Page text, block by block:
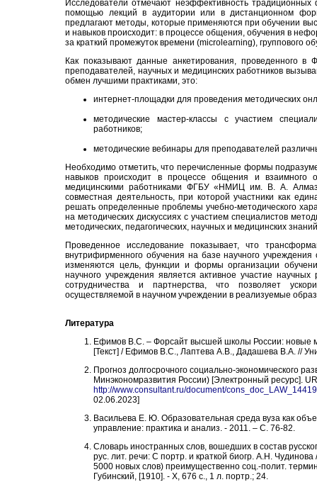
Исследователи отмечают неэффективность
помощью лекций в аудитории или в дистанционном
предлагают методы, которые применяются при обучении
и навыков происходит: в процессе общения, обучения в
за краткий промежуток времени (microlearning), группового
Как показывают данные анкетирования,
преподавателей, научных и медицинских работников
обмен лучшими практиками, это:
интернет-площадки для проведения методических
методические мастер-классы с участием
работников;
методические вебинары для преподавателей
Необходимо отметить, что перечисленные формы
навыков происходит в процессе общения и взаимного
медицинскими работниками ФГБУ «НМИЦ им. В. А.
совместная деятельность, при которой участники как
решать определенные проблемы учебно-методического
на методических дискуссиях с участием специалистов
методических, педагогических, научных и медицинских
Проведенное исследование показывает, что
внутрифирменного обучения на базе научного
изменяются цель, функции и формы организации
научного учреждения является активное участие
сотрудничества и партнерства, что позволяет
осуществляемой в научном учреждении в реализуемые
Литература
Ефимов В.С. – Форсайт высшей школы России: новые
[Текст] / Ефимов В.С., Лаптева А.В., Дадашева В.А. //
Прогноз долгосрочного социально-экономического
Минэкономразвития России) [Электронный ресурс].
http://www.consultant.ru/document/
02.06.2023]
Васильева Е. Ю. Образовательная среда вуза как
управление: практика и анализ. - 2011. – С. 76-82.
Словарь иностранных слов, вошедших в состав
рус. лит. речи: С портр. и краткой биогр. А.Н.
5000 новых слов) преимущественно соц.-полит.
Губинский, [1910]. - X, 676 с., 1 л. портр.; 24.